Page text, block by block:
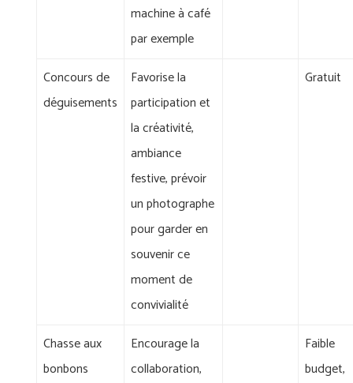
machine à café
par exemple
Concours de
déguisements
Favorise la
participation et
la créativité,
ambiance
festive, prévoir
un photographe
pour garder en
souvenir ce
moment de
convivialité
Gratuit
Chasse aux
bonbons
Encourage la
collaboration,
Faible
budget,